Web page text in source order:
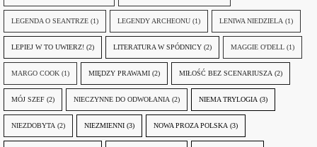
LEGENDA O SEANTRZE (1) LEGENDY ARCHEONU (1) LENIWA NIEDZIELA (1)
LEPIEJ W TO UWIERZ! (2) LITERATURA W SPÓDNICY (2) MAGGIE O'DELL (1)
MARGO COOK (1) MIĘDZY PRAWAMI (2) MIŁOŚĆ BEZ SCENARIUSZA (2)
MÓJ SZEF (2) NIECZYNNE DO ODWOŁANIA (2) NIEMA TRYLOGIA (3)
NIEZDOBYTA (2) NIEZMIENNI (3) NOWA PROZA POLSKA (3)